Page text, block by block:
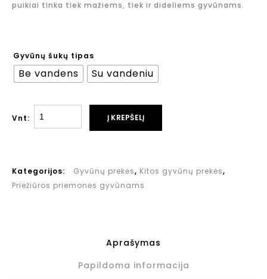
puikiai tinka tiek mažiems, tiek ir dideliems gyvūnams.
Gyvūnų šukų tipas
Be vandens Su vandeniu
Vnt: Į KREPŠELĮ
Kategorijos: Gyvūnų prekės, Kitos gyvūnų prekės,
Priežiūros priemonės gyvūnams
Aprašymas
Papildoma informacija